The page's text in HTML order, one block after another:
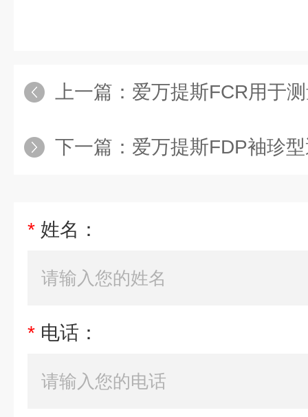
上一篇： 爱万提斯FCR用于测量粉
下一篇： 爱万提斯FDP袖珍型
* 姓名：
* 电话：